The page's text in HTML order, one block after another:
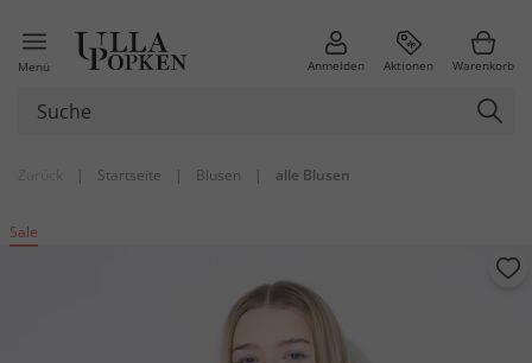
Menü Anmelden Aktionen Warenkorb
| Startseite | Blusen | alle Blusen
Sale